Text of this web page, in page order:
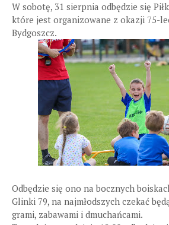
W sobotę, 31 sierpnia odbędzie się
które jest organizowane z okazji 75-
Bydgoszcz.
Odbędzie się ono na bocznych
Glinki 79, na najmłodszych czekać
grami, zabawami i dmuchańcami.